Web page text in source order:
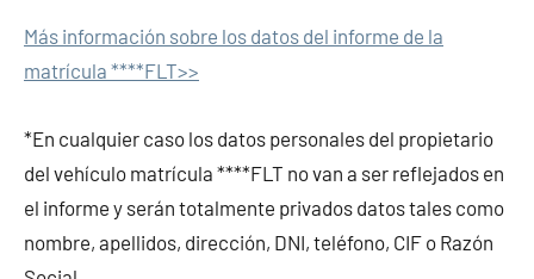
Más información sobre los datos del informe de la
matrícula ****FLT>>
*En cualquier caso los datos personales del propietario
del vehículo matrícula ****FLT no van a ser reflejados en
el informe y serán totalmente privados datos tales como
nombre, apellidos, dirección, DNI, teléfono, CIF o Razón